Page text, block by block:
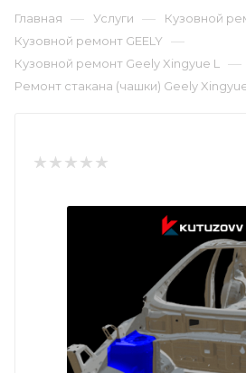
Главная — Услуги — Кузовной
Кузовной ремонт GEELY —
Кузовной ремонт Geely Xingyue L —
Ремонт стакана (чашки) Geely Xingyue